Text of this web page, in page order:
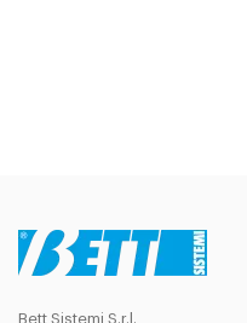
Bett Sistemi S.r.l.